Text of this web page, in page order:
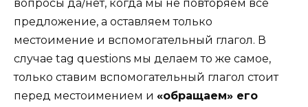
вопросы да/нет, когда мы не повторяем всё
предложение, а оставляем только
местоимение и вспомогательный глагол. В
случае tag questions мы делаем то же самое,
только ставим вспомогательный глагол стоит
перед местоимением и «обращаем» его